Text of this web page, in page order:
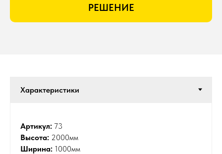
РЕШЕНИЕ
Артикул: 73
Высота: 2000мм
Ширина: 1000мм
Москва, ул.Кантемировская 58
ОФЕРТА
ПЕРСОНАЛЬНЫХ ДАННЫХ